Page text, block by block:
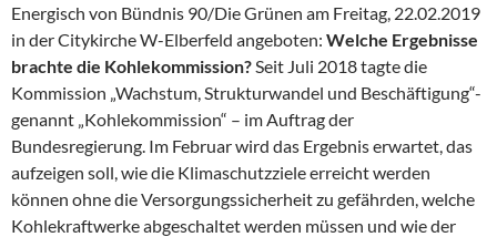
Energisch von Bündnis 90/Die Grünen am Freitag, 22.02.2019
in der Citykirche W-Elberfeld angeboten: Welche Ergebnisse
brachte die Kohlekommission?Seit Juli 2018 tagte die
Kommission „Wachstum, Strukturwandel und Beschäftigung“-
genannt „Kohlekommission“ – im Auftrag der
Bundesregierung. Im Februar wird das Ergebnis erwartet, das
aufzeigen soll, wie die Klimaschutzziele erreicht werden
können ohne die Versorgungssicherheit zu gefährden, welche
Kohlekraftwerke abgeschaltet werden müssen und wie der